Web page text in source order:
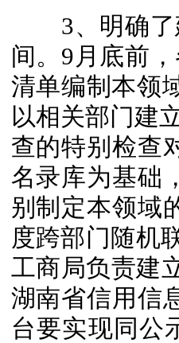
3、明确了
间。9月底前
清单编制本领
以相关部门建
查的特别检查
名录库为基础
别制定本领域
度跨部门随机
工商局负责建
湖南省信用信
台要实现同公